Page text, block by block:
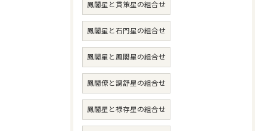
鳳閣星と貫策星の組合せ
鳳閣星と石門星の組合せ
鳳閣星と鳳閣星の組合せ
鳳閣僚と調舒星の組合せ
鳳閣星と禄存星の組合せ